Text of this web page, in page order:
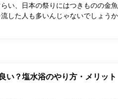
い、日本の祭りにはつきものの金魚
した人も多いんじゃないでしょう
い？塩水浴のやり方・メリット